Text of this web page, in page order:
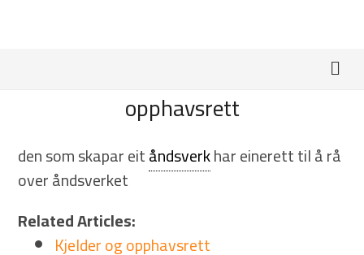
opphavsrett
den som skapar eitåndsverkhar einerett til å rå
over åndsverket
Related Articles:
Kjelder og opphavsrett